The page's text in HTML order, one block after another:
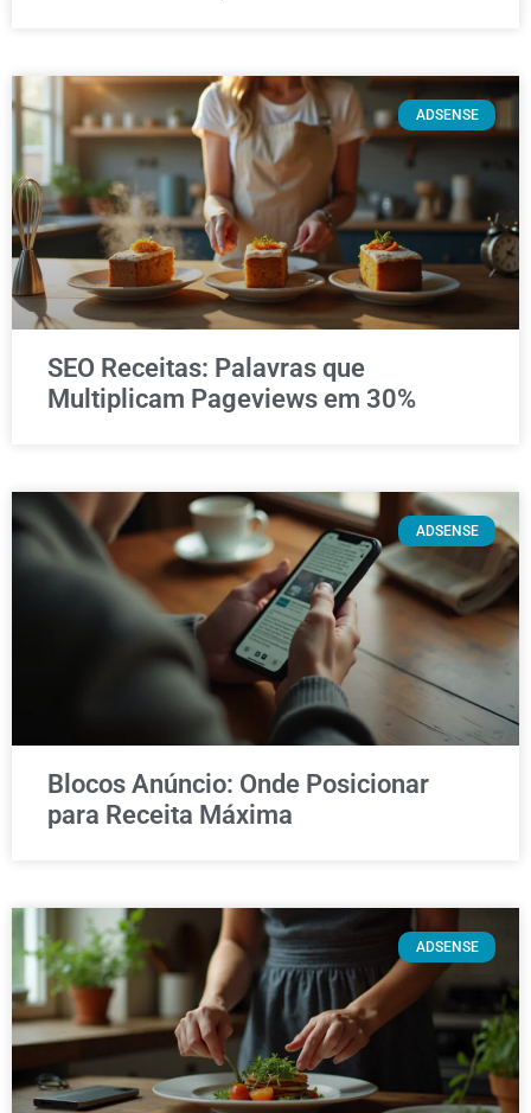
ADSENSE
SEO Receitas: Palavras que
Multiplicam Pageviews em 30%
ADSENSE
Blocos Anúncio: Onde Posicionar
para Receita Máxima
ADSENSE